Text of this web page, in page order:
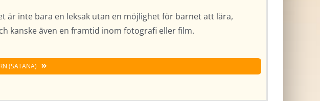
är inte bara en leksak utan en möjlighet för barnet att lära,
kanske även en framtid inom fotografi eller film.
(SATANA)